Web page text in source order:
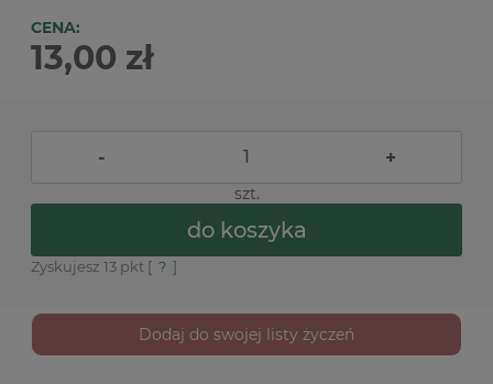
CENA:
13,00 zł
- +
szt.
do koszyka
Zyskujesz 13 pkt [ ? ]
Dodaj do swojej listy życzeń